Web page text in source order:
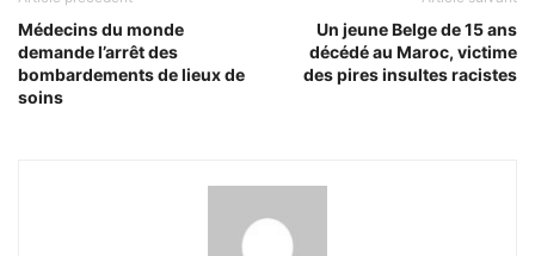
Médecins du monde
demande l’arrêt des
bombardements de lieux de
soins
Un jeune Belge de 15 ans
décédé au Maroc, victime
des pires insultes racistes